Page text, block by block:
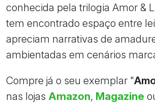
conhecida pela trilogia Amor &
tem encontrado espaço entre
apreciam narrativas de
ambientadas em cenários
Compre já o seu exemplar "
nas lojas Amazon, Magazine